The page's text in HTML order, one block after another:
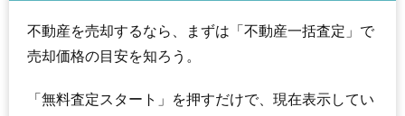
不動産を売却するなら、まずは「不動産一括査定」で
売却価格の目安を知ろう。
「無料査定スタート」を押すだけで、現在表示してい